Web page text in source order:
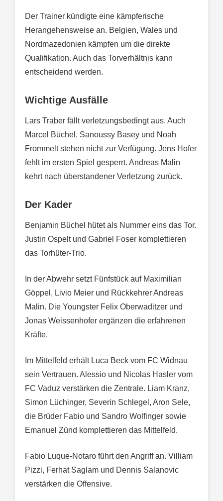
Der Trainer kündigte eine kämpferische
Herangehensweise an. Belgien, Wales und
Nordmazedonien kämpfen um die direkte
Qualifikation. Auch das Torverhältnis kann
entscheidend werden.
Wichtige Ausfälle
Lars Traber fällt verletzungsbedingt aus. Auch
Marcel Büchel, Sanoussy Basey und Noah
Frommelt stehen nicht zur Verfügung. Jens Hofer
fehlt im ersten Spiel gesperrt. Andreas Malin
kehrt nach überstandener Verletzung zurück.
Der Kader
Benjamin Büchel hütet als Nummer eins das Tor.
Justin Ospelt und Gabriel Foser komplettieren
das Torhüter-Trio.
In der Abwehr setzt Fünfstück auf Maximilian
Göppel, Livio Meier und Rückkehrer Andreas
Malin. Die Youngster Felix Oberwaditzer und
Jonas Weissenhofer ergänzen die erfahrenen
Kräfte.
Im Mittelfeld erhält Luca Beck vom FC Widnau
sein Vertrauen. Alessio und Nicolas Hasler vom
FC Vaduz verstärken die Zentrale. Liam Kranz,
Simon Lüchinger, Severin Schlegel, Aron Sele,
die Brüder Fabio und Sandro Wolfinger sowie
Emanuel Zünd komplettieren das Mittelfeld.
Fabio Luque-Notaro führt den Angriff an. Villiam
Pizzi, Ferhat Saglam und Dennis Salanovic
verstärken die Offensive.